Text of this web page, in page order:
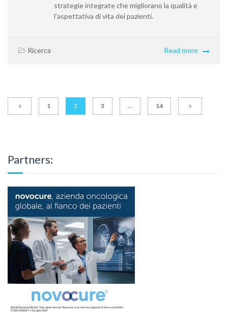
strategie integrate che migliorano la qualità e
l’aspettativa di vita dei pazienti.
Ricerca Read more
1 2 3 … 14
Partners: